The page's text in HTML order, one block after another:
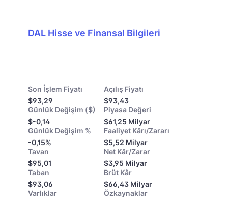
DAL Hisse ve Finansal Bilgileri
Son İşlem Fiyatı
$93,29
Açılış Fiyatı
$93,43
Günlük Değişim ($)
$-0,14
Piyasa Değeri
$61,25 Milyar
Günlük Değişim %
-0,15%
Faaliyet Kârı/Zararı
$5,52 Milyar
Tavan
$95,01
Net Kâr/Zarar
$3,95 Milyar
Taban
$93,06
Brüt Kâr
$66,43 Milyar
Varlıklar
Özkaynaklar